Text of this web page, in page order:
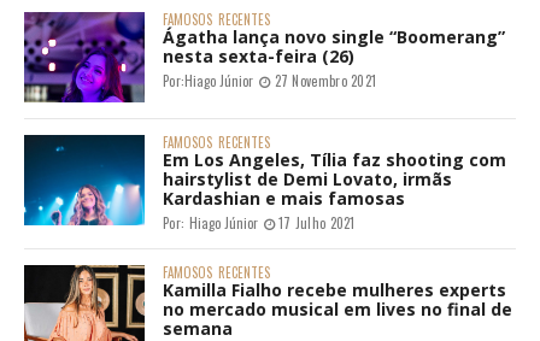
FAMOSOS RECENTES
Ágatha lança novo single “Boomerang”
nesta sexta-feira (26)
Por:Hiago Júnior 27 Novembro 2021
FAMOSOS RECENTES
Em Los Angeles, Tília faz shooting com
hairstylist de Demi Lovato, irmãs
Kardashian e mais famosas
Por: Hiago Júnior 17 Julho 2021
FAMOSOS RECENTES
Kamilla Fialho recebe mulheres experts
no mercado musical em lives no final de
semana